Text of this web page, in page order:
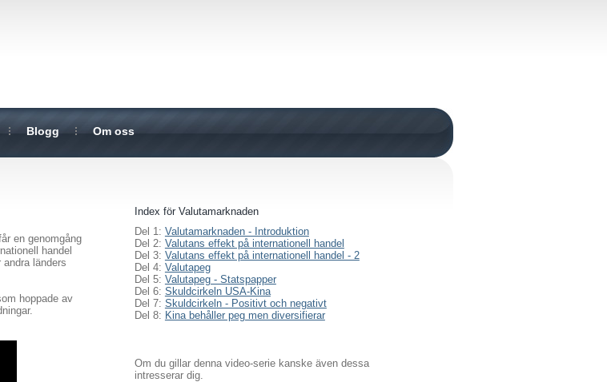
Blogg Om oss
en genomgång
handel
länders
hoppade av
Index för Valutamarknaden
Del 1: Valutamarknaden - Introduktion
Del 2: Valutans effekt på internationell handel
Del 3: Valutans effekt på internationell handel - 2
Del 4: Valutapeg
Del 5: Valutapeg - Statspapper
Del 6: Skuldcirkeln USA-Kina
Del 7: Skuldcirkeln - Positivt och negativt
Del 8: Kina behåller peg men diversifierar
Om du gillar denna video-serie kanske även dessa
intresserar dig.